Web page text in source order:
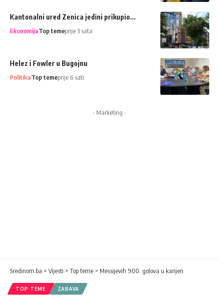
Kantonalni ured Zenica jedini prikupio…
EkonomijaTop temeprije 3 sata
Helez i Fowler u Bugojnu
PolitikaTop temeprije 6 sati
- Marketing -
Sredinom.ba > Vijesti > Top teme > Messijevih 900. golova u karijeri
TOP TEME ZABAVA